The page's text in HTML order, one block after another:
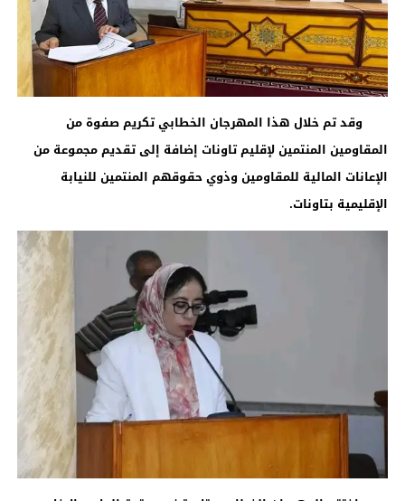
وقد تم خلال هذا المهرجان الخطابي تكريم صفوة من
المقاومين المنتمين لإقليم تاونات إضافة إلى تقديم مجموعة من
الإعانات المالية للمقاومين وذوي حقوقهم المنتمين للنيابة
الإقليمية بتاونات.